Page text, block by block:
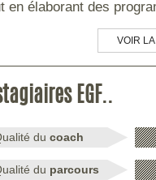
en élaborant des
VOIR
EGF..
ducoach
du parcours